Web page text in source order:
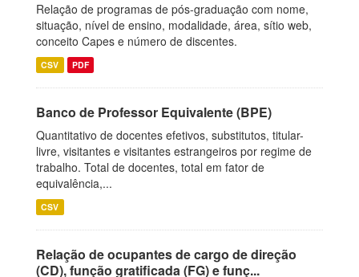
Relação de programas de pós-graduação com nome,
situação, nível de ensino, modalidade, área, sítio web,
conceito Capes e número de discentes.
CSV PDF
Banco de Professor Equivalente (BPE)
Quantitativo de docentes efetivos, substitutos, titular-
livre, visitantes e visitantes estrangeiros por regime de
trabalho. Total de docentes, total em fator de
equivalência,...
CSV
Relação de ocupantes de cargo de direção
(CD), função gratificada (FG) e funç...